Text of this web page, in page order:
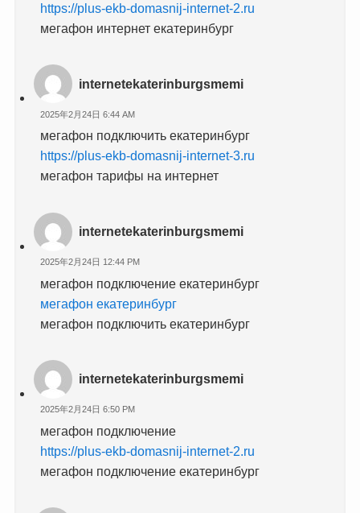
https://plus-ekb-domasnij-internet-2.ru
мегафон интернет екатеринбург
internetekaterinburgsmemi
2025年2月24日 6:44 AM
мегафон подключить екатеринбург
https://plus-ekb-domasnij-internet-3.ru
мегафон тарифы на интернет
internetekaterinburgsmemi
2025年2月24日 12:44 PM
мегафон подключение екатеринбург
мегафон екатеринбург
мегафон подключить екатеринбург
internetekaterinburgsmemi
2025年2月24日 6:50 PM
мегафон подключение
https://plus-ekb-domasnij-internet-2.ru
мегафон подключение екатеринбург